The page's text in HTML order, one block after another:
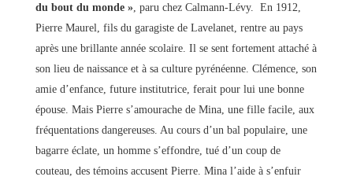
du bout du monde », paru chez Calmann-Lévy. En 1912,
Pierre Maurel, fils du garagiste de Lavelanet, rentre au pays
après une brillante année scolaire. Il se sent fortement attaché à
son lieu de naissance et à sa culture pyrénéenne. Clémence, son
amie d’enfance, future institutrice, ferait pour lui une bonne
épouse. Mais Pierre s’amourache de Mina, une fille facile, aux
fréquentations dangereuses. Au cours d’un bal populaire, une
bagarre éclate, un homme s’effondre, tué d’un coup de
couteau, des témoins accusent Pierre. Mina l’aide à s’enfuir